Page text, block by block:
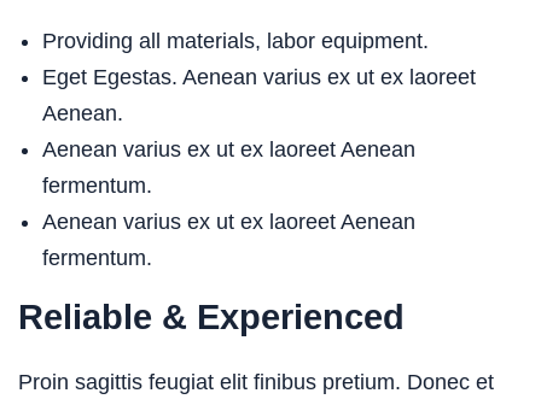
Providing all materials, labor equipment.
Eget Egestas. Aenean varius ex ut ex laoreet
Aenean.
Aenean varius ex ut ex laoreet Aenean
fermentum.
Aenean varius ex ut ex laoreet Aenean
fermentum.
Reliable & Experienced
Proin sagittis feugiat elit finibus pretium. Donec et